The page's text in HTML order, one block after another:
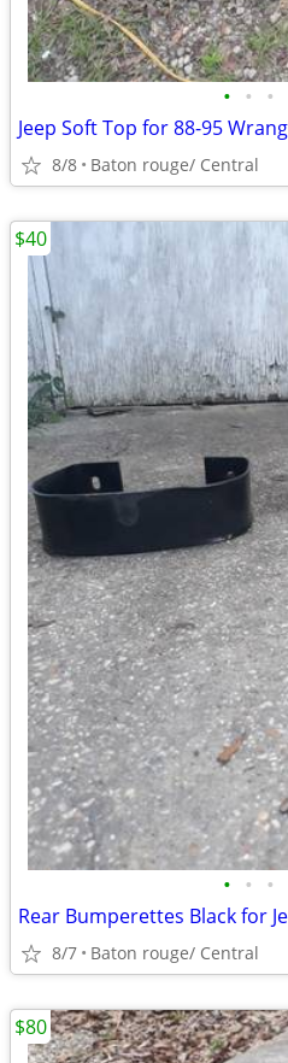
• • •
8/8 Baton rouge/ Central
• • •
8/7 Baton rouge/ Central
$40
$80